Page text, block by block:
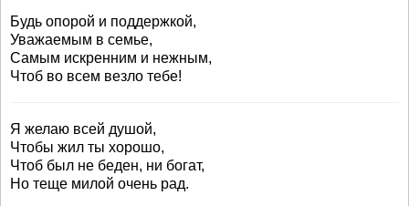
Будь опорой и поддержкой,
Уважаемым в семье,
Самым искренним и нежным,
Чтоб во всем везло тебе!
Я желаю всей душой,
Чтобы жил ты хорошо,
Чтоб был не беден, ни богат,
Но теще милой очень рад.